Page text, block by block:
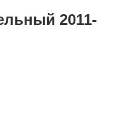
2011-